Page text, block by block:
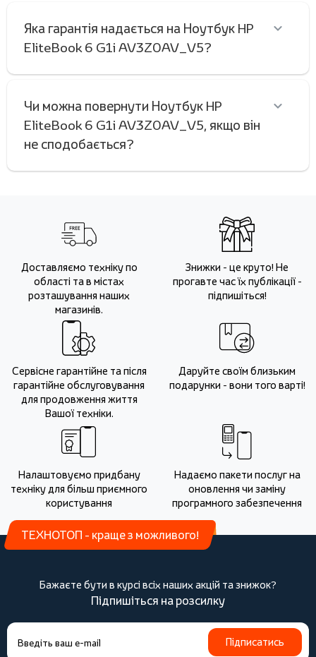
Яка гарантія надається на Ноутбук HP
EliteBook 6 G1i AV3Z0AV_V5?
Чи можна повернути Ноутбук HP
EliteBook 6 G1i AV3Z0AV_V5, якщо він
не сподобається?
Доставляємо техніку по
області та в містах
розташування наших
магазинів.
Знижки - це круто! Не
прогавте час їх публікації -
підпишіться!
Сервісне гарантійне та після
гарантійне обслуговування
для продовження життя
Вашої техніки.
Даруйте своїм близьким
подарунки - вони того варті!
Налаштовуємо придбану
техніку для більш приємного
користування
Надаємо пакети послуг на
оновлення чи заміну
програмного забезпечення
ТЕХНОТОП - краще з можливого!
Бажаєте бути в курсі всіх наших акцій та знижок?
Підпишіться на розсилку
Підписатись